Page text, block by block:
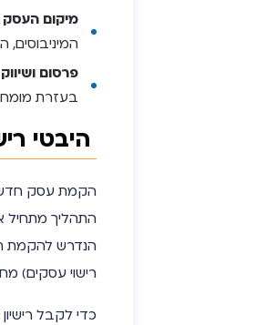
מיקום העסק
המיניבוסים,
פרסום
בעזרת
היבטי
הקמת עסק חדש
התהליך מתחיל
הנדרש להקמת
רישוי עסקים)
כדי לקבל